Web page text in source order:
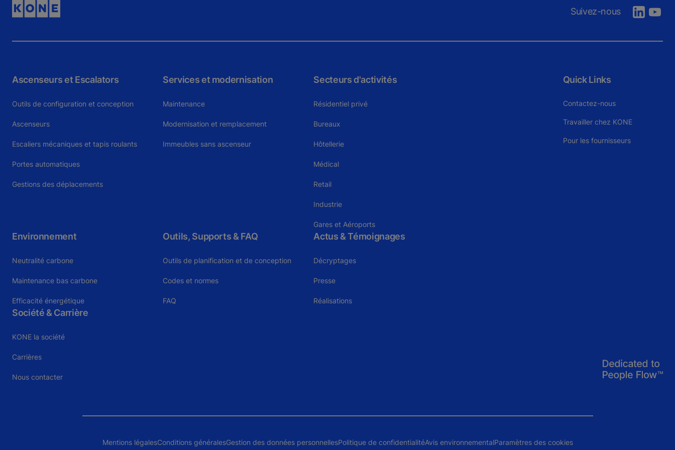
Suivez-nous
Ascenseurs et Escalators
Outils de configuration et conception
Ascenseurs
Escaliers mécaniques et tapis roulants
Portes automatiques
Gestions des déplacements
Services et modernisation
Maintenance
Modernisation et remplacement
Immeubles sans ascenseur
Secteurs d'activités
Résidentiel privé
Bureaux
Hôtellerie
Médical
Retail
Industrie
Gares et Aéroports
Environnement
Neutralité carbone
Maintenance bas carbone
Efficacité énergétique
Outils, Supports & FAQ
Outils de planification et de conception
Codes et normes
FAQ
Actus & Témoignages
Décryptages
Presse
Réalisations
Société & Carrière
KONE la société
Carrières
Nous contacter
Quick Links
Contactez-nous
Travailler chez KONE
Pour les fournisseurs
Mentions légalesConditions généralesGestion des données personnellesPolitique de confidentialitéAvis environnementalParamètres des cookies